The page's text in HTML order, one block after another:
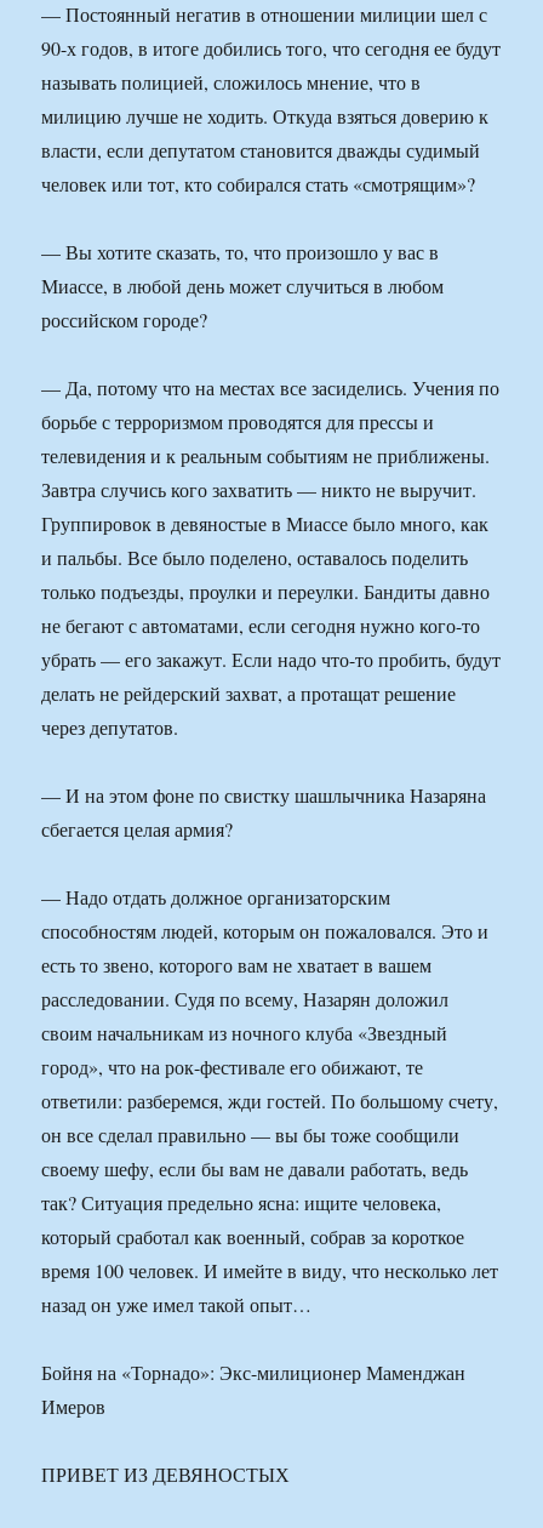
— Постоянный негатив в отношении милиции шел с
90-х годов, в итоге добились того, что сегодня ее будут
называть полицией, сложилось мнение, что в
милицию лучше не ходить. Откуда взяться доверию к
власти, если депутатом становится дважды судимый
человек или тот, кто собирался стать «смотрящим»?
— Вы хотите сказать, то, что произошло у вас в
Миассе, в любой день может случиться в любом
российском городе?
— Да, потому что на местах все засиделись. Учения по
борьбе с терроризмом проводятся для прессы и
телевидения и к реальным событиям не приближены.
Завтра случись кого захватить — никто не выручит.
Группировок в девяностые в Миассе было много, как
и пальбы. Все было поделено, оставалось поделить
только подъезды, проулки и переулки. Бандиты давно
не бегают с автоматами, если сегодня нужно кого-то
убрать — его закажут. Если надо что-то пробить, будут
делать не рейдерский захват, а протащат решение
через депутатов.
— И на этом фоне по свистку шашлычника Назаряна
сбегается целая армия?
— Надо отдать должное организаторским
способностям людей, которым он пожаловался. Это и
есть то звено, которого вам не хватает в вашем
расследовании. Судя по всему, Назарян доложил
своим начальникам из ночного клуба «Звездный
город», что на рок-фестивале его обижают, те
ответили: разберемся, жди гостей. По большому счету,
он все сделал правильно — вы бы тоже сообщили
своему шефу, если бы вам не давали работать, ведь
так? Ситуация предельно ясна: ищите человека,
который сработал как военный, собрав за короткое
время 100 человек. И имейте в виду, что несколько лет
назад он уже имел такой опыт…
Бойня на «Торнадо»: Экс-милиционер Маменджан
Имеров
ПРИВЕТ ИЗ ДЕВЯНОСТЫХ